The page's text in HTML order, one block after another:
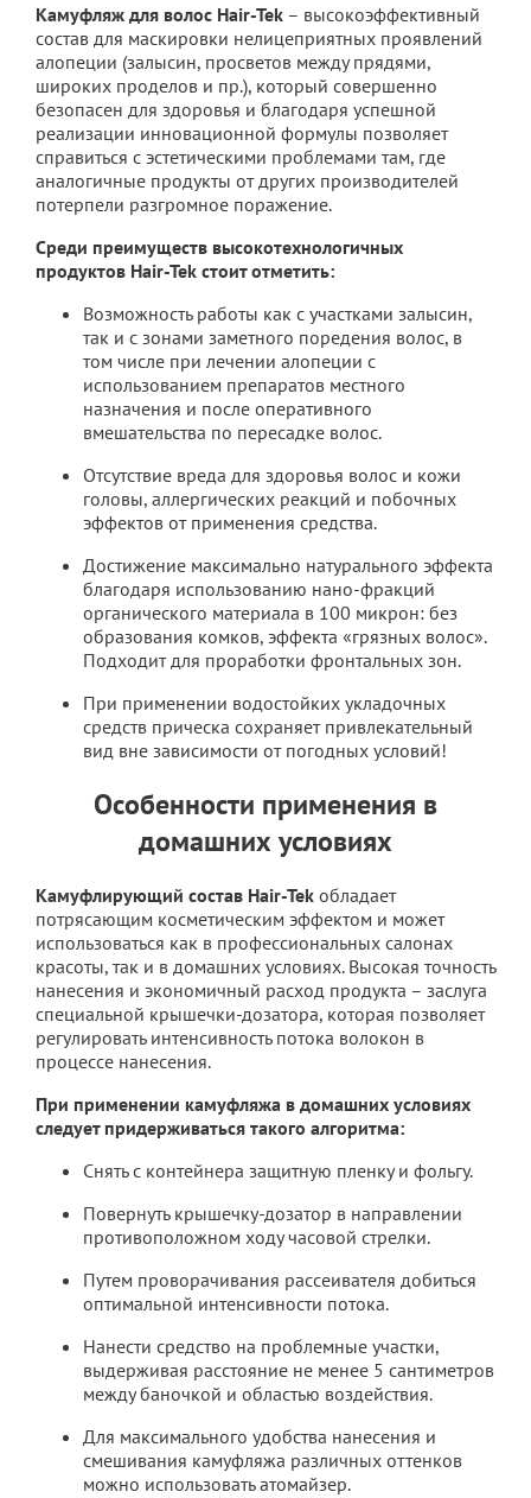
Камуфляж для волос Hair-Tek – высокоэффективный
состав для маскировки нелицеприятных проявлений
алопеции (залысин, просветов между прядями,
широких проделов и пр.), который совершенно
безопасен для здоровья и благодаря успешной
реализации инновационной формулы позволяет
справиться с эстетическими проблемами там, где
аналогичные продукты от других производителей
потерпели разгромное поражение.
Среди преимуществ высокотехнологичных
продуктов Hair-Tek стоит отметить:
Возможность работы как с участками залысин,
так и с зонами заметного поредения волос, в
том числе при лечении алопеции с
использованием препаратов местного
назначения и после оперативного
вмешательства по пересадке волос.
Отсутствие вреда для здоровья волос и кожи
головы, аллергических реакций и побочных
эффектов от применения средства.
Достижение максимально натурального эффекта
благодаря использованию нано-фракций
органического материала в 100 микрон: без
образования комков, эффекта «грязных волос».
Подходит для проработки фронтальных зон.
При применении водостойких укладочных
средств прическа сохраняет привлекательный
вид вне зависимости от погодных условий!
Особенности применения в
домашних условиях
Камуфлирующий состав Hair-Tek обладает
потрясающим косметическим эффектом и может
использоваться как в профессиональных салонах
красоты, так и в домашних условиях. Высокая точность
нанесения и экономичный расход продукта – заслуга
специальной крышечки-дозатора, которая позволяет
регулировать интенсивность потока волокон в
процессе нанесения.
При применении камуфляжа в домашних условиях
следует придерживаться такого алгоритма:
Снять с контейнера защитную пленку и фольгу.
Повернуть крышечку-дозатор в направлении
противоположном ходу часовой стрелки.
Путем проворачивания рассеивателя добиться
оптимальной интенсивности потока.
Нанести средство на проблемные участки,
выдерживая расстояние не менее 5 сантиметров
между баночкой и областью воздействия.
Для максимального удобства нанесения и
смешивания камуфляжа различных оттенков
можно использовать атомайзер.